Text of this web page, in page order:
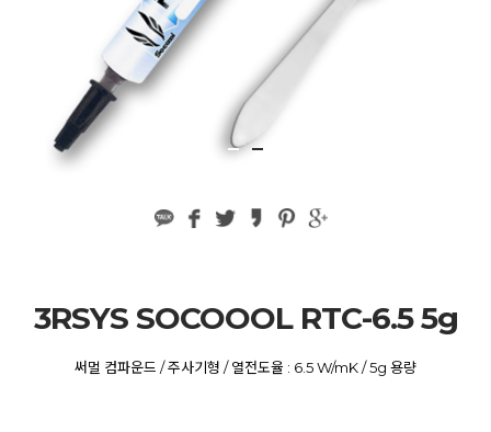
3RSYS SOCOOOL RTC-6.5 5g
써멀 컴파운드 / 주사기형 / 열전도율 : 6.5 W/mK / 5g 용량